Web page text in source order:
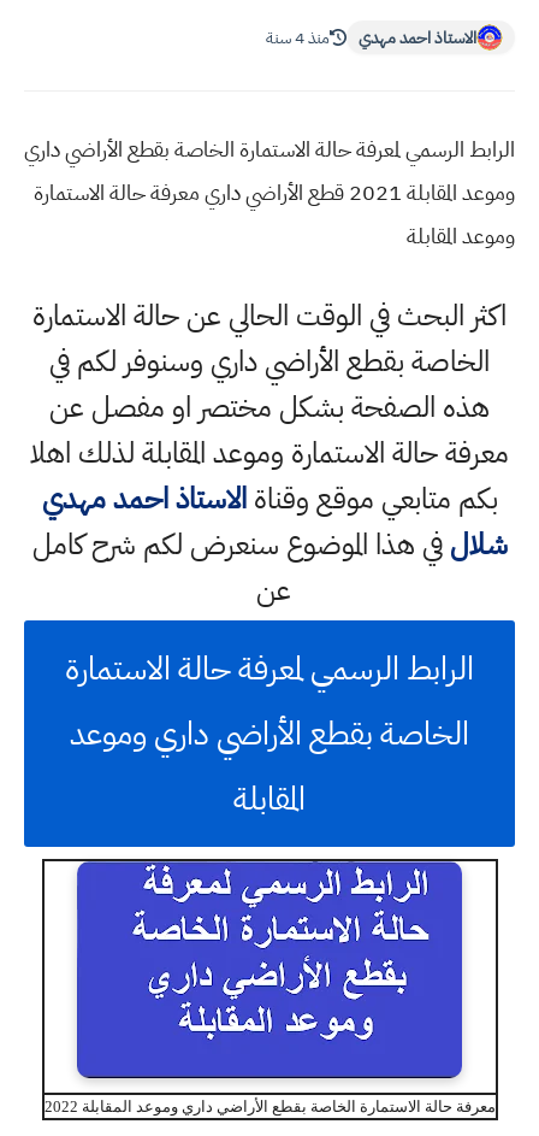
الاستاذ احمد مهدي منذ 4 سنة
الرابط الرسمي لمعرفة حالة الاستمارة الخاصة بقطع الأراضي داري
وموعد المقابلة 2021 قطع الأراضي داري معرفة حالة الاستمارة
وموعد المقابلة
اكثر البحث في الوقت الحالي عن حالة الاستمارة
الخاصة بقطع الأراضي داري وسنوفر لكم في
هذه الصفحة بشكل مختصر او مفصل عن
معرفة حالة الاستمارة وموعد المقابلة لذلك اهلا
بكم متابعي موقع وقناةالاستاذ احمد مهدي
شلالفي هذا الموضوع سنعرض لكم شرح كامل
عن
الرابط الرسمي لمعرفة حالة الاستمارة
الخاصة بقطع الأراضي داري وموعد
المقابلة
معرفة حالة الاستمارة الخاصة بقطع الأراضي داري وموعد المقابلة 2022